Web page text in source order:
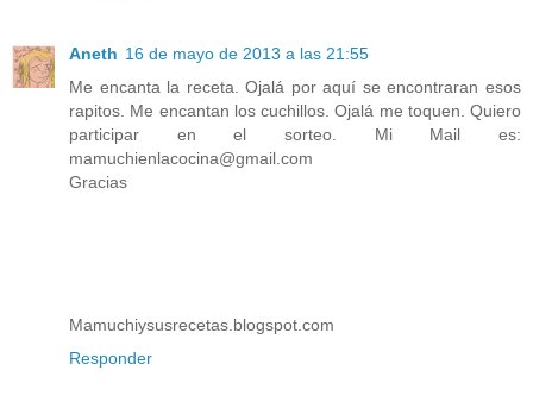
Aneth 16 de mayo de 2013 a las 21:55
Me encanta la receta. Ojalá por aquí se encontraran esos
rapitos. Me encantan los cuchillos. Ojalá me toquen. Quiero
participar en el sorteo. Mi Mail es:
mamuchienlacocina@gmail.com
Gracias
Mamuchiysusrecetas.blogspot.com
Responder